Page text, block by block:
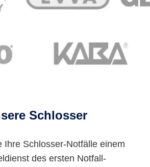
Schlosser
Ihre Schlosser-Notfälle einem
des ersten Notfall-